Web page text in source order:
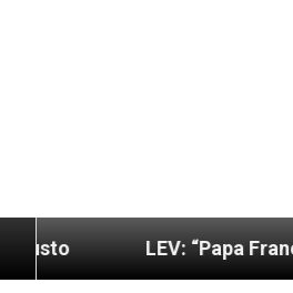
LEV: “Papa Francesco. Un